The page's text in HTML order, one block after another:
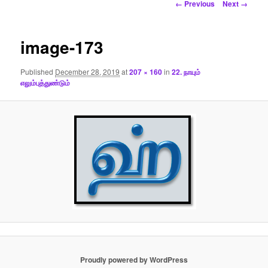
← Previous Next →
image-173
Published December 28, 2019 at207 × 160in22. நாயும்
எலும்புத்துண்டும்
Proudly powered by WordPress